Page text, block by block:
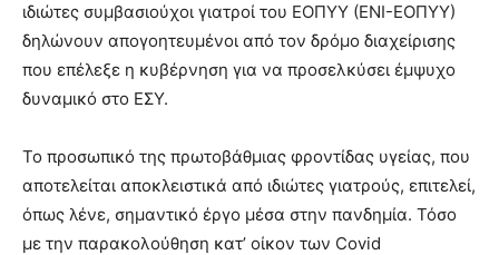
ιδιώτες συμβασιούχοι γιατροί του ΕΟΠΥΥ (ΕΝΙ-ΕΟΠΥΥ)
δηλώνουν απογοητευμένοι από τον δρόμο διαχείρισης
που επέλεξε η κυβέρνηση για να προσελκύσει έμψυχο
δυναμικό στο ΕΣΥ.
Το προσωπικό της πρωτοβάθμιας φροντίδας υγείας, που
αποτελείται αποκλειστικά από ιδιώτες γιατρούς, επιτελεί,
όπως λένε, σημαντικό έργο μέσα στην πανδημία. Τόσο
με την παρακολούθηση κατ’ οίκον των Covid